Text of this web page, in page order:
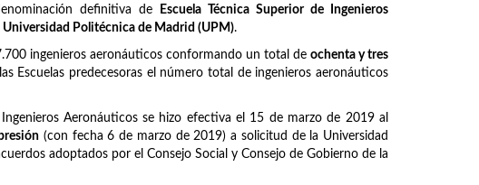
definitiva de
Escuela Técnica Superior de Ingenieros
Universidad Politécnica de Madrid (UPM).
ingenieros aeronáuticos conformando un total de ochenta y tres
Escuelas predecesoras el número total de ingenieros aeronáuticos
Aeronáuticos se hizo efectiva el 15 de marzo de 2019 al
(con fecha 6 de marzo de 2019) a solicitud de la Universidad
adoptados por el Consejo Social y Consejo de Gobierno de la